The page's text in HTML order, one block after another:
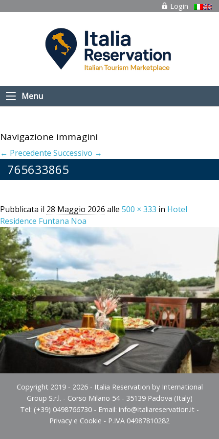
Login
Menu
Navigazione immagini
← Precedente Successivo →
765633865
Pubblicata il 28 Maggio 2026 alle 500 × 333 in Hotel
Residence Funtana Noa
Copyright 2019 - 2026 - Italia Reservation by International
Group S.r.l. - Corso Milano 54 - 35139 Padova (Italy)
Tel: (+39) 0498766730 - Email: info@italiareservation.it -
Privacy e Cookie - P.IVA 04987810282